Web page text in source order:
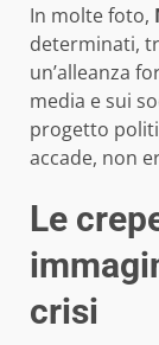
In molte foto,
determinati,
un’alleanza
media e sui
progetto
accade, non
Le
crisi